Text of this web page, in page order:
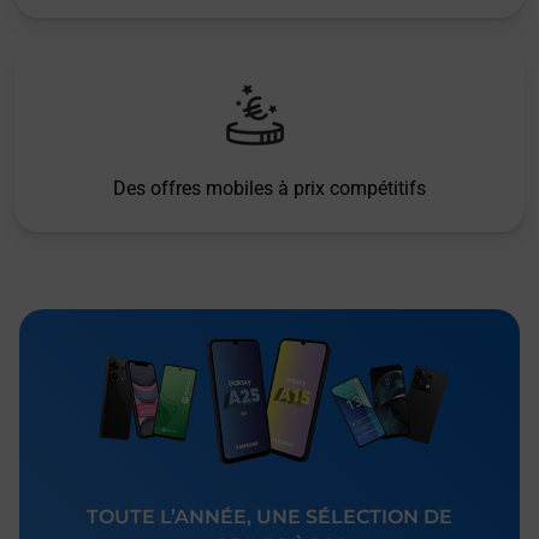
Des offres mobiles à prix compétitifs
TOUTE L’ANNÉE, UNE SÉLECTION DE